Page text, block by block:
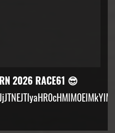
2026 RACE61 😎